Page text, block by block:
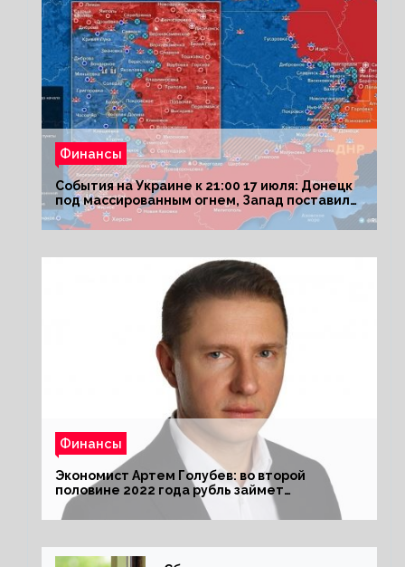
Финансы
События на Украине к 21:00 17 июля: Донецк
под массированным огнем, Запад поставил
Киеву ультиматум
Финансы
Экономист Артем Голубев: во второй
половине 2022 года рубль займет
комфортный курс